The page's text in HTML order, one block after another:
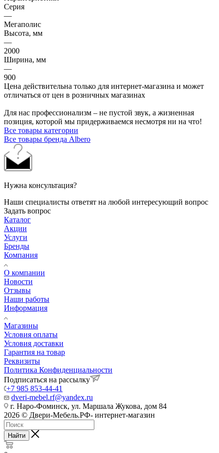
Серия
—
Мегаполис
Высота, мм
—
2000
Ширина, мм
—
900
Цена действительна только для интернет-магазина и может
отличаться от цен в розничных магазинах
Для нас профессионализм – не пустой звук, а жизненная
позиция, которой мы придерживаемся несмотря ни на что!
Все товары категории
Все товары бренда Albero
Нужна консультация?
Наши специалисты ответят на любой интересующий вопрос
Задать вопрос
Каталог
Акции
Услуги
Бренды
Компания
О компании
Новости
Отзывы
Наши работы
Информация
Магазины
Условия оплаты
Условия доставки
Гарантия на товар
Реквизиты
Политика Конфиденциальности
Подписаться на рассылку
+7 985 853-44-41
dveri-mebel.rf@yandex.ru
г. Наро-Фоминск, ул. Маршала Жукова, дом 84
2026 © Двери-Мебель.РФ- интернет-магазин
Найти